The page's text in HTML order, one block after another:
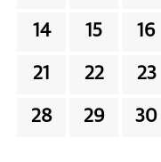
14 15 16
21 22 23
28 29 30